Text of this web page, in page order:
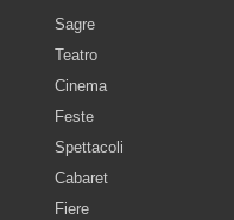
Sagre
Teatro
Cinema
Feste
Spettacoli
Cabaret
Fiere